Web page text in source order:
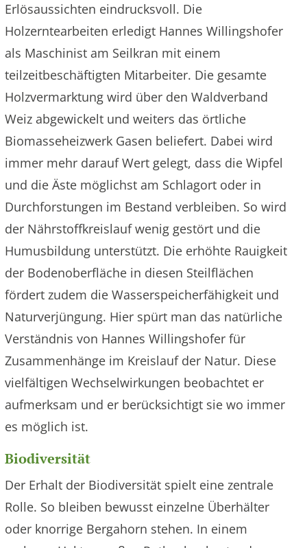
Erlösaussichten eindrucksvoll. Die
Holzerntearbeiten erledigt Hannes Willingshofer
als Maschinist am Seilkran mit einem
teilzeitbeschäftigten Mitarbeiter. Die gesamte
Holzvermarktung wird über den Waldverband
Weiz abgewickelt und weiters das örtliche
Biomasseheizwerk Gasen beliefert. Dabei wird
immer mehr darauf Wert gelegt, dass die Wipfel
und die Äste möglichst am Schlagort oder in
Durchforstungen im Bestand verbleiben. So wird
der Nährstoffkreislauf wenig gestört und die
Humusbildung unterstützt. Die erhöhte Rauigkeit
der Bodenoberfläche in diesen Steilflächen
fördert zudem die Wasserspeicherfähigkeit und
Naturverjüngung. Hier spürt man das natürliche
Verständnis von Hannes Willingshofer für
Zusammenhänge im Kreislauf der Natur. Diese
vielfältigen Wechselwirkungen beobachtet er
aufmerksam und er berücksichtigt sie wo immer
es möglich ist.
Biodiversität
Der Erhalt der Biodiversität spielt eine zentrale
Rolle. So bleiben bewusst einzelne Überhälter
oder knorrige Bergahorn stehen. In einem